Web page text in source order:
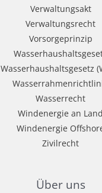
Verwaltungsakt
Verwaltungsrecht
Vorsorgeprinzip
Wasserhaushaltsgesetz
Wasserrecht
Windenergie an Land
Windenergie
Zivilrecht
Über uns